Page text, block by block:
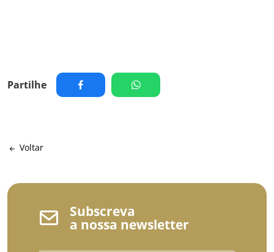
Partilhe
Voltar
Subscreva
a nossa newsletter